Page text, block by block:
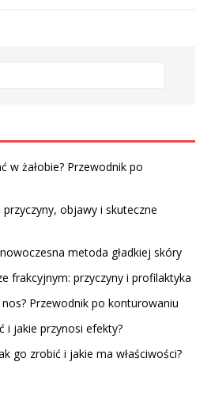
w żałobie? Przewodnik po
objawy i skuteczne
metoda gładkiej skóry
frakcyjnym: przyczyny i profilaktyka
Przewodnik po konturowaniu
i jakie przynosi efekty?
go zrobić i jakie ma właściwości?